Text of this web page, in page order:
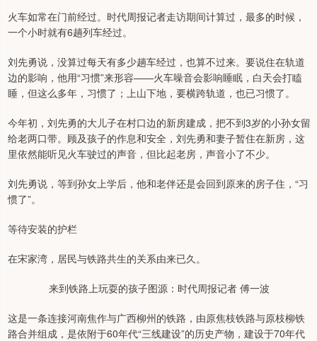
火车如常在门前经过。时代周报记者走访期间计算过，最多的时候，
一个小时就有6趟列车经过。
刘先勇说，没算过每天有多少趟车经过，也算不过来。要说住在轨道
边的影响，他用“习惯”来形容——火车噪音会影响睡眠，白天会打瞌
睡，但这么多年，习惯了；上山下地，要横跨轨道，也已习惯了。
今年初，刘先勇的大儿子在村口边的新房建成，把不到3岁的小孙女留
给老两口带。顾及孩子的作息和安全，刘先勇和妻子暂住在新房，这
里依然能听见火车驶过的声音，但比起老房，声音小了不少。
刘先勇说，等到孙女上学后，他和老伴还是会回到原来的房子住，“习
惯了”。
等待安装的护栏
在宋家湾，居民与铁路共生的关系由来已久。
来到铁路上玩耍的孩子图源：时代周报记者 傅一波
这是一条连接河南焦作与广西柳州的铁路，由原焦枝铁路与原枝柳铁
路合并组成，是依附于60年代“三线建设”的历史产物，建设于70年代